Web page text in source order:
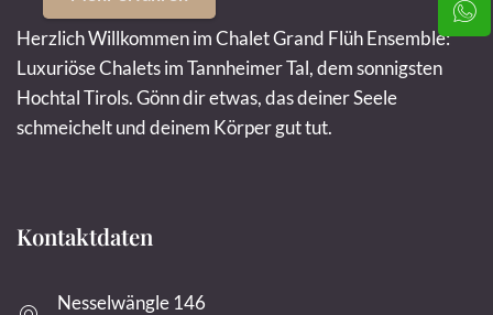
Herzlich Willkommen im Chalet Grand Flüh Ensemble:
Luxuriöse Chalets im Tannheimer Tal, dem sonnigsten
Hochtal Tirols. Gönn dir etwas, das deiner Seele
schmeichelt und deinem Körper gut tut.
Kontaktdaten
Nesselwängle 146